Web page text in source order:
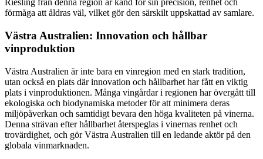
Riesling från denna region är känd för sin precision, renhet och
förmåga att åldras väl, vilket gör den särskilt uppskattad av samlare.
Västra Australien: Innovation och hållbar
vinproduktion
Västra Australien är inte bara en vinregion med en stark tradition,
utan också en plats där innovation och hållbarhet har fått en viktig
plats i vinproduktionen. Många vingårdar i regionen har övergått till
ekologiska och biodynamiska metoder för att minimera deras
miljöpåverkan och samtidigt bevara den höga kvaliteten på vinerna.
Denna strävan efter hållbarhet återspeglas i vinernas renhet och
trovärdighet, och gör Västra Australien till en ledande aktör på den
globala vinmarknaden.